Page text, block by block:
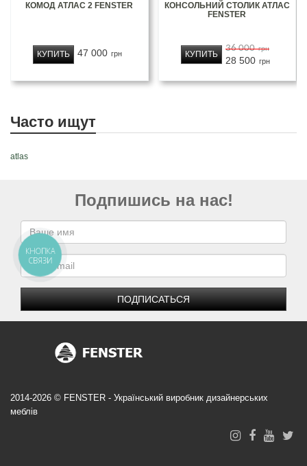
КОМОД АТЛАС 2 FENSTER
47 000 грн
КУПИТЬ
КОНСОЛЬНИЙ СТОЛИК АТЛАС
FENSTER
36 000 грн
28 500 грн
КУПИТЬ
Часто ищут
atlas
Подпишись на нас!
ПОДПИСАТЬСЯ
2014-2026 © FENSTER - Український виробник дизайнерських
меблів
КНОПКА
СВЯЗИ